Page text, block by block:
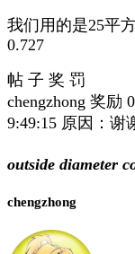
我们用的是25平
0.727
帖 子 奖 罚
chengzhong 奖励
9:49:15 原因：谢
outside diameter
chengzhong